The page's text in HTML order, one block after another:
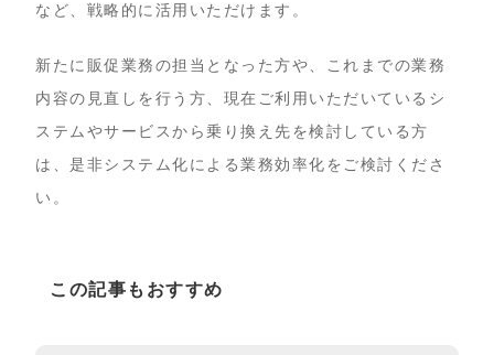
など、戦略的に活用いただけます。
新たに販促業務の担当となった方や、これまでの業務
内容の見直しを行う方、現在ご利用いただいているシ
ステムやサービスから乗り換え先を検討している方
は、是非システム化による業務効率化をご検討くださ
い。
この記事もおすすめ